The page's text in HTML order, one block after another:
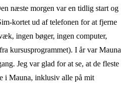
næste morgen var en tidlig start og
kortet ud af telefonen for at fjerne
ingen bøger, ingen computer,
kursusprogrammet). I år var Mauna
Jeg var glad for at se, at de fleste
i Mauna, inklusiv alle på mit